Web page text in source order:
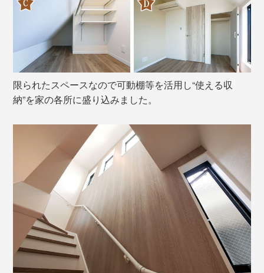
限られたスペースなので可動棚等を活用し“使える収
納”を家の各所に盛り込みました。